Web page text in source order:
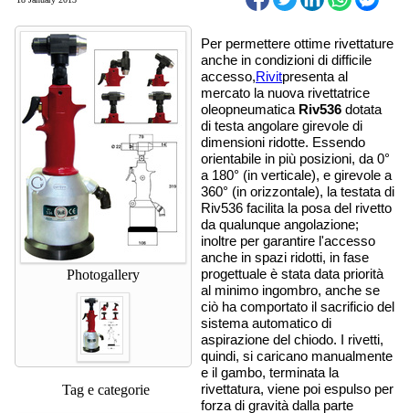
Photogallery
Tag e categorie
Per permettere ottime rivettature
anche in condizioni di difficile
accesso,Rivitpresenta al
mercato la nuova rivettatrice
oleopneumatica Riv536 dotata
di testa angolare girevole di
dimensioni ridotte. Essendo
orientabile in più posizioni, da 0°
a 180° (in verticale), e girevole a
360° (in orizzontale), la testata di
Riv536 facilita la posa del rivetto
da qualunque angolazione;
inoltre per garantire l'accesso
anche in spazi ridotti, in fase
progettuale è stata data priorità
al minimo ingombro, anche se
ciò ha comportato il sacrificio del
sistema automatico di
aspirazione del chiodo. I rivetti,
quindi, si caricano manualmente
e il gambo, terminata la
rivettatura, viene poi espulso per
forza di gravità dalla parte